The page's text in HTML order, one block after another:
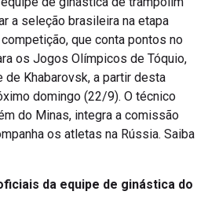
a seleção brasileira na etapa
que conta pontos no
os Jogos Olímpicos de Tóquio,
de Khabarovsk, a partir desta
domingo (22/9). O técnico
do Minas, integra a comissão
os atletas na Rússia. Saiba
da equipe de ginástica do